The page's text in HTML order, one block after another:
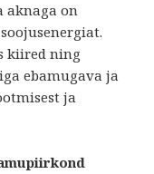
aknaga on
kiired ning
ebamugava ja
ja